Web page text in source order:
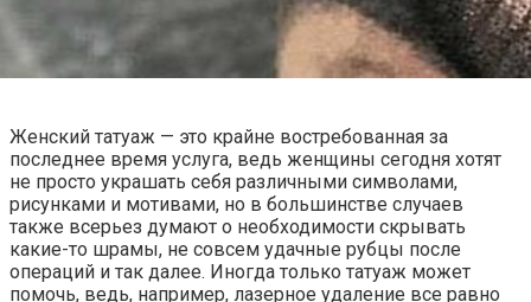
Женский татуаж — это крайне востребованная за
последнее время услуга, ведь женщины сегодня хотят
не просто украшать себя различными символами,
рисунками и мотивами, но в большинстве случаев
также всерьез думают о необходимости скрывать
какие-то шрамы, не совсем удачные рубцы после
операций и так далее. Иногда только татуаж может
помочь, ведь, например, лазерное удаление все равно